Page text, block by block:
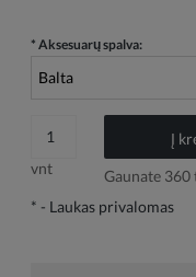
* Aksesuarų spalva:
vnt
Į
Gaunate 360
* - Laukas privalomas